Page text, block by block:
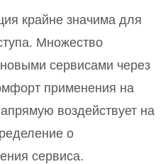
крайне значима для
Множество
сервисами через
применения на
воздействует на
о
сервиса.